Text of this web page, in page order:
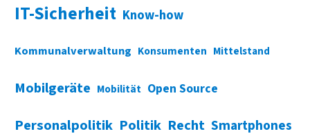
IT-Sicherheit Know-how
Kommunalverwaltung Konsumenten Mittelstand
Mobilgeräte Mobilität Open Source
Personalpolitik Politik Recht Smartphones